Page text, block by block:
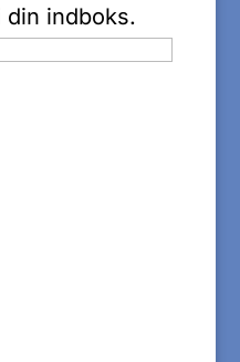
indboks.